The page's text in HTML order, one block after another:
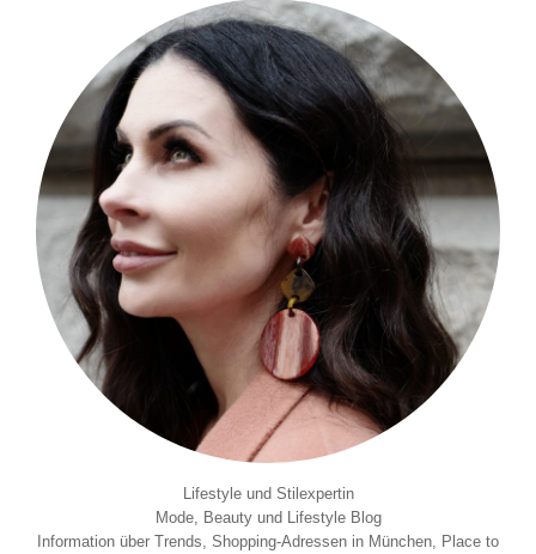
Lifestyle und Stilexpertin
Mode, Beauty und Lifestyle Blog
Information über Trends, Shopping-Adressen in München, Place to